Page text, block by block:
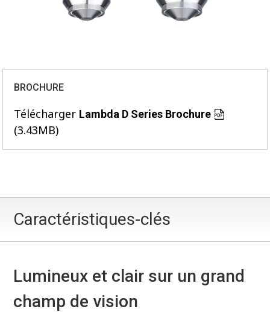
BROCHURE
Télécharger Lambda D Series Brochure
(3.43MB)
Caractéristiques-clés
Lumineux et clair sur un grand
champ de vision